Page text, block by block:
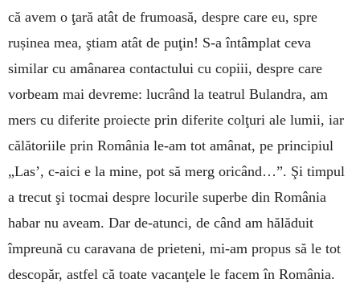
că avem o ţară atât de frumoasă, despre care eu, spre
rușinea mea, ştiam atât de puţin! S-a întâmplat ceva
similar cu amânarea contactului cu copiii, despre care
vorbeam mai devreme: lucrând la teatrul Bulandra, am
mers cu diferite proiecte prin diferite colţuri ale lumii, iar
călătoriile prin România le-am tot amânat, pe principiul
„Las’, c-aici e la mine, pot să merg oricând…”. Şi timpul
a trecut şi tocmai despre locurile superbe din România
habar nu aveam. Dar de-atunci, de când am hălăduit
împreună cu caravana de prieteni, mi-am propus să le tot
descopăr, astfel că toate vacanţele le facem în România.